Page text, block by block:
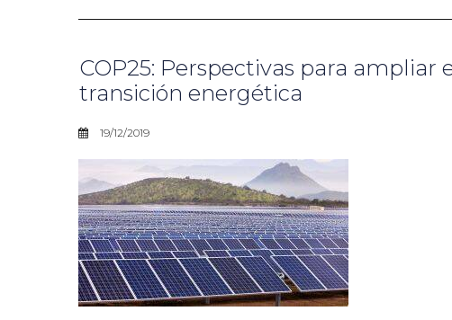
COP25: Perspectivas para ampliar
transición energética
19/12/2019